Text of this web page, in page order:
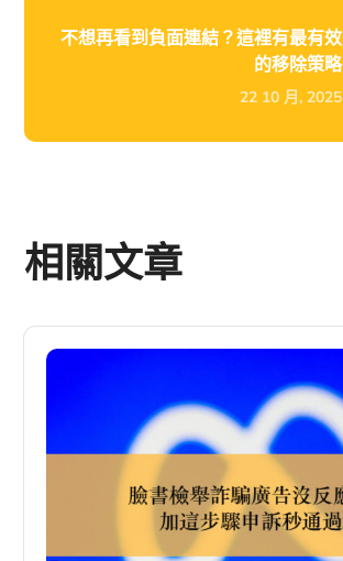
不想再看到負面連結？這裡有最有效
的移除策略
22 10 月, 2025
相關文章